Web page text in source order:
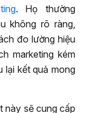
. Họ thường
không rõ ràng,
đo lường hiệu
marketing kém
lại kết quả mong
này sẽ cung cấp